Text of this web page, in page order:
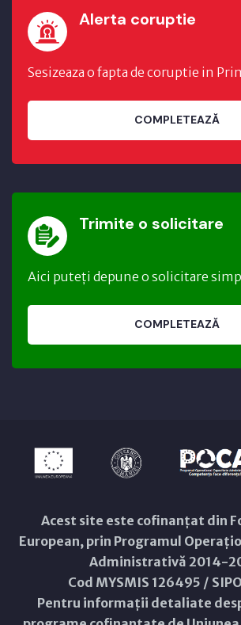
Alerta coruptie
Sesizeaza o fapta de coruptie in
COMPLETEAZĂ
Trimite o solicitare
Aici puteți depune o solicitare
COMPLETEAZĂ
Acest site este cofinanțat din
European, prin Programul
Administrativă 2014-
Cod MYSMIS 126495 /
Pentru informații detaliate